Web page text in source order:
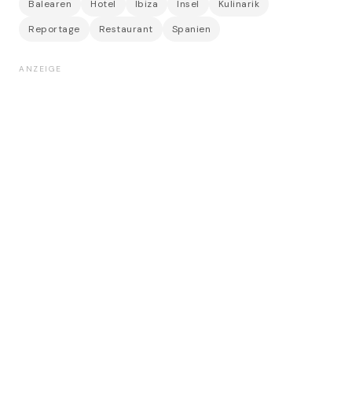
Balearen Hotel Ibiza Insel
Kulinarik
Reportage
Restaurant Spanien
ANZEIGE